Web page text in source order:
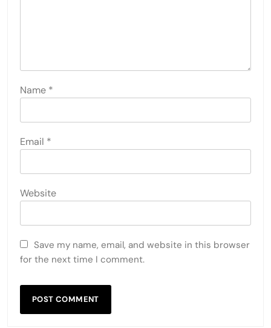
Name *
Email *
Website
Save my name, email, and website in this browser
for the next time I comment.